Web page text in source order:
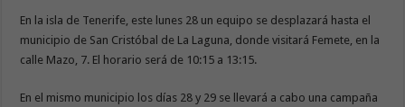
En la isla de Tenerife, este lunes 28 un equipo se desplazará hasta el
municipio de San Cristóbal de La Laguna, donde visitará Femete, en la
calle Mazo, 7. El horario será de 10:15 a 13:15.
En el mismo municipio los días 28 y 29 se llevará a cabo una campaña